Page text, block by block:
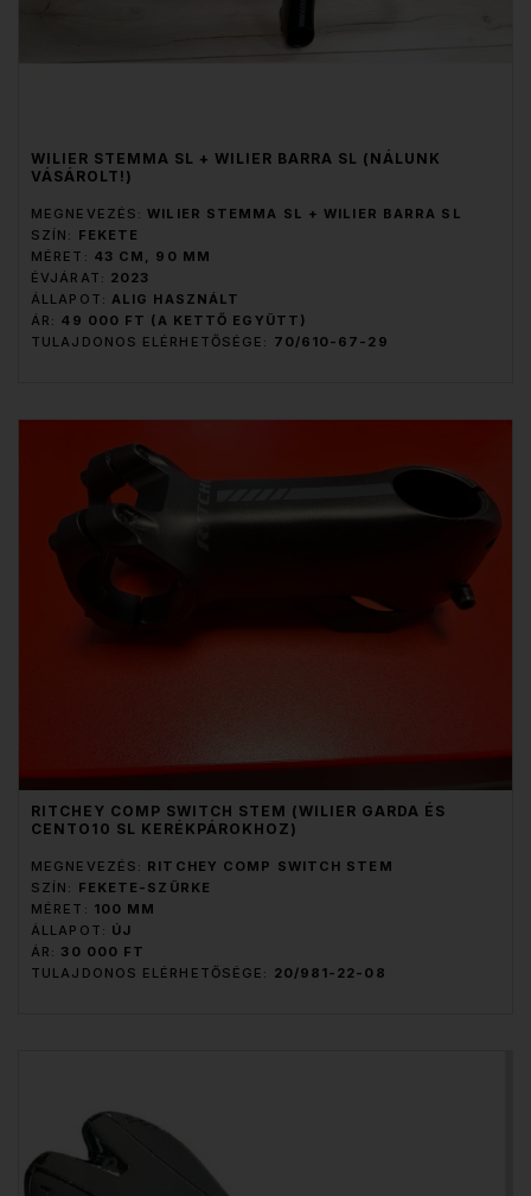
WILIER STEMMA SL + WILIER BARRA SL (NÁLUNK
VÁSÁROLT!)
MEGNEVEZÉS:WILIER STEMMA SL + WILIER BARRA SL
SZÍN: FEKETE
MÉRET: 43 CM, 90 MM
ÉVJÁRAT: 2023
ÁLLAPOT: ALIG HASZNÁLT
ÁR: 49 000 FT (A KETTŐ EGYÜTT)
TULAJDONOS ELÉRHETŐSÉGE: 70/610-67-29
RITCHEY COMP SWITCH STEM (WILIER GARDA ÉS
CENTO10 SL KERÉKPÁROKHOZ)
MEGNEVEZÉS: RITCHEY COMP SWITCH STEM
SZÍN: FEKETE-SZÜRKE
MÉRET: 100 MM
ÁLLAPOT: ÚJ
ÁR: 30 000 FT
TULAJDONOS ELÉRHETŐSÉGE: 20/981-22-08